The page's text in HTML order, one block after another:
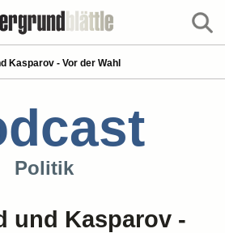
Kasparov - Vor der Wahl
Politik
und Kasparov -